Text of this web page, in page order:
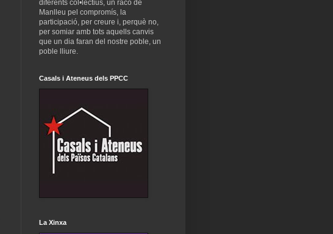
diferents col•lectius, un racó de
Manlleu pel compromís, la
participació, per creure i, perquè no,
per somiar amb tots aquells canvis
que un dia faran del nostre poble, un
poble lliure.
Casals i Ateneus dels PPCC
La Xinxa